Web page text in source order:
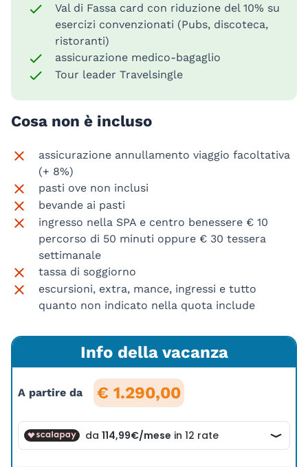
Val di Fassa card con riduzione del 10% su
esercizi convenzionati (Pubs, discoteca,
ristoranti)
assicurazione medico-bagaglio
Tour leader Travelsingle
Cosa non è incluso
assicurazione annullamento viaggio facoltativa
(+ 8%)
pasti ove non inclusi
bevande ai pasti
ingresso nella SPA e centro benessere € 10
percorso di 50 minuti oppure € 30 tessera
settimanale
tassa di soggiorno
escursioni, extra, mance, ingressi e tutto
quanto non indicato nella quota include
Info della vacanza
A partire da € 1.290,00